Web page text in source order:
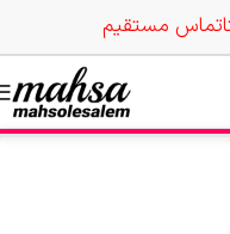
تماس مستقیم